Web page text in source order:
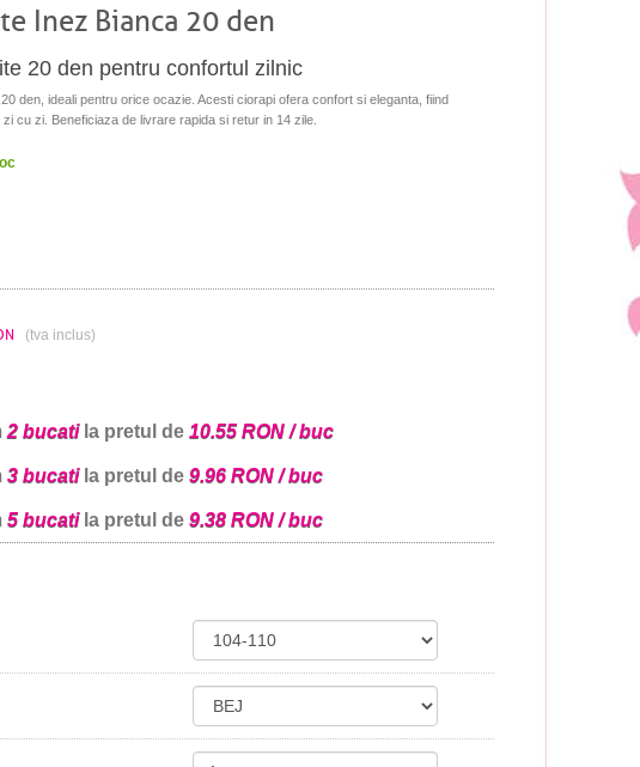
Inez Bianca 20 den
20 den pentru confortul zilnic
den, ideali pentru orice ocazie. Acesti ciorapi ofera confort si eleganta, fiind
cu zi. Beneficiaza de livrare rapida si retur in 14 zile.
(tva inclus)
2 bucatila pretul de 10.55 RON / buc
3 bucatila pretul de 9.96 RON / buc
5 bucatila pretul de 9.38 RON / buc